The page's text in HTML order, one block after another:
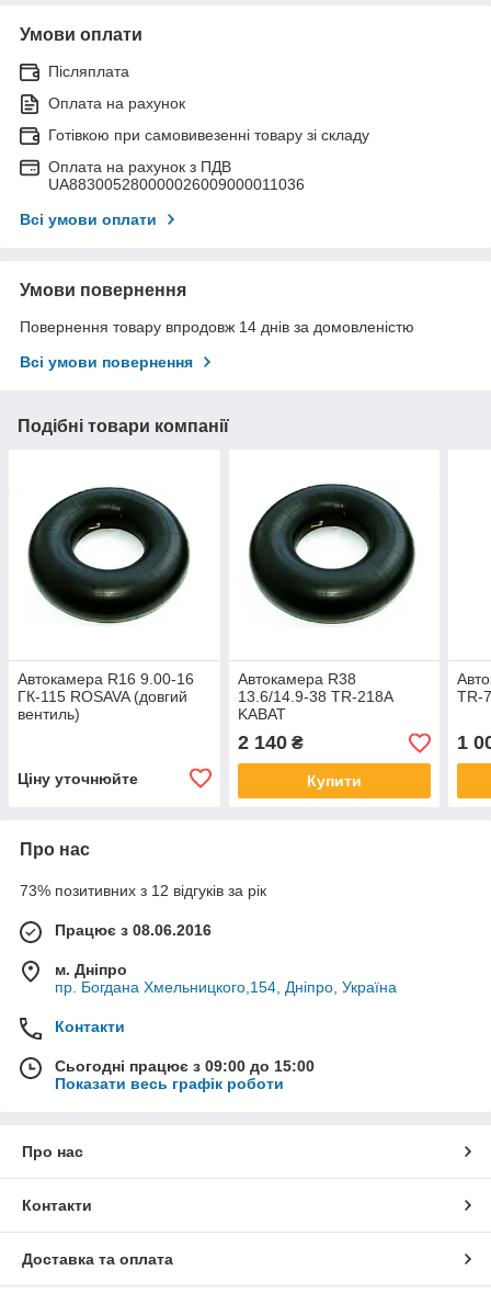
Умови оплати
Післяплата
Оплата на рахунок
Готівкою при самовивезенні товару зі складу
Оплата на рахунок з ПДВ
UA883005280000026009000011036
Всі умови оплати
Умови повернення
Повернення товару впродовж 14 днів за домовленістю
Всі умови повернення
Подібні товари компанії
Автокамера R16 9.00-16
ГК-115 ROSAVA (довгий
вентиль)
Ціну уточнюйте
Автокамера R38
13.6/14.9-38 TR-218A
KABAT
2 140₴
Купити
TR-
1
Про нас
73% позитивних з 12 відгуків за рік
Працює з 08.06.2016
м. Дніпро
пр. Богдана Хмельницкого,154, Дніпро, Україна
Контакти
Сьогодні працює з 09:00 до 15:00
Показати весь графік роботи
Про нас
Контакти
Доставка та оплата